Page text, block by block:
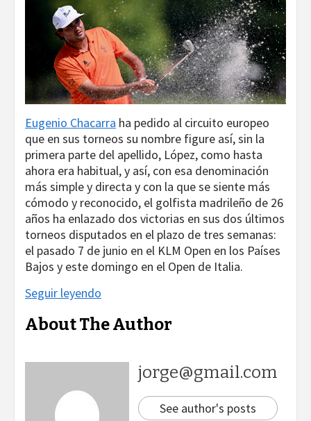
Eugenio Chacarra ha pedido al circuito europeo
que en sus torneos su nombre figure así, sin la
primera parte del apellido, López, como hasta
ahora era habitual, y así, con esa denominación
más simple y directa y con la que se siente más
cómodo y reconocido, el golfista madrileño de 26
años ha enlazado dos victorias en sus dos últimos
torneos disputados en el plazo de tres semanas:
el pasado 7 de junio en el KLM Open en los Países
Bajos y este domingo en el Open de Italia.
Seguir leyendo
About The Author
jorge@gmail.com
See author's posts